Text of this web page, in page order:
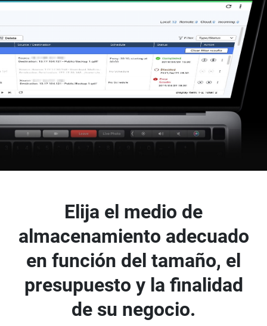
Elija el medio de
almacenamiento adecuado
en función del tamaño, el
presupuesto y la finalidad
de su negocio.